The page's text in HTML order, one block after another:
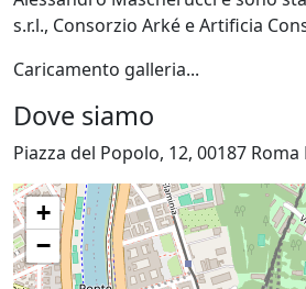
s.r.l., Consorzio Arké e Artificia
Caricamento galleria...
Dove siamo
Piazza del Popolo, 12, 00187 Roma
+
−